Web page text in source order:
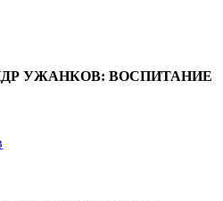
УЖАНКОВ: ВОСПИТАНИЕ